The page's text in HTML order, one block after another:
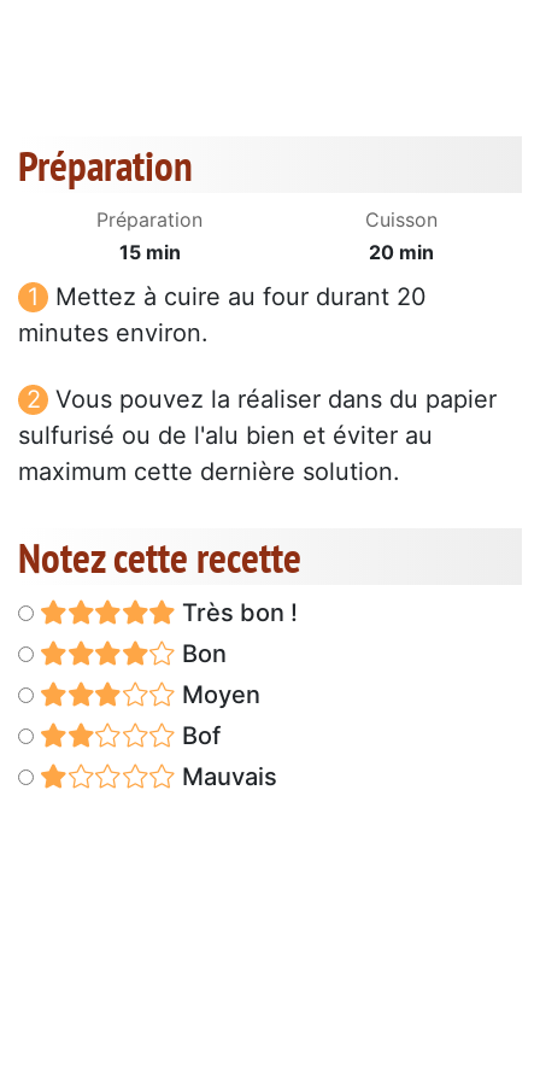
Préparation
Préparation
15 min
Cuisson
20 min
Mettez à cuire au four durant 20
minutes environ.
Vous pouvez la réaliser dans du papier
sulfurisé ou de l'alu bien et éviter au
maximum cette dernière solution.
Notez cette recette
Très bon !
Bon
Moyen
Bof
Mauvais